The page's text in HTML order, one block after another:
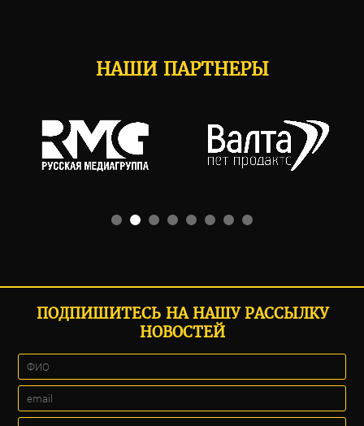
НАШИ ПАРТНЕРЫ
ПОДПИШИТЕСЬ НА НАШУ РАССЫЛКУ
НОВОСТЕЙ